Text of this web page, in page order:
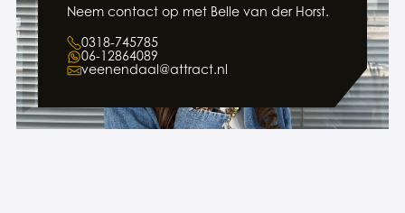
Neem contact op met Belle van der Horst.
0318-745785
06-12864089
veenendaal@attract.nl